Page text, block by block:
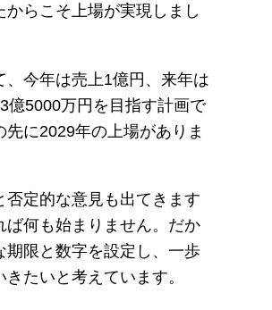
からこそ上場が実現しまし
、今年は売上1億円、来年は
億5000万円を目指す計画で
に2029年の上場がありま
否定的な意見も出てきます
ば何も始まりません。だか
期限と数字を設定し、一歩
たいと考えています。